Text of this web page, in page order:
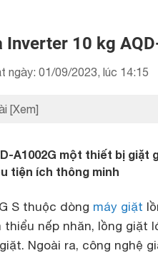
10 kg
ngày: 01/09/2023, lúc 14:15
[Xem]
A1002G một thiết bị giặt
tiện ích thông minh
S thuộc dòng máy giặt
nếp nhăn, lồng giặt
Ngoài ra, công nghệ